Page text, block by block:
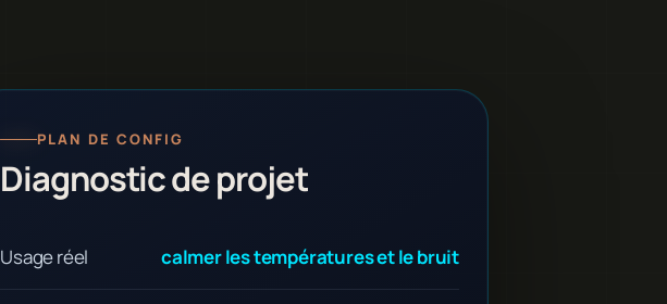
PLAN DE CONFIG
Diagnostic de projet
Usage réel calmer les températures et le bruit